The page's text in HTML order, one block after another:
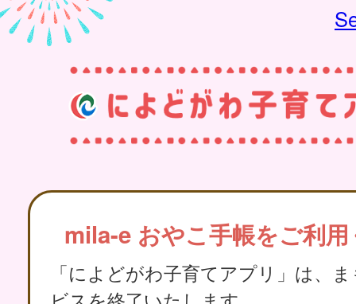
mila-e おやこ手帳をご利
「によどがわ子育てアプリ」は、